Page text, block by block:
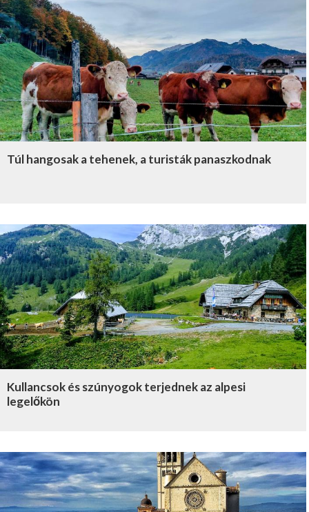
Túl hangosak a tehenek, a turisták panaszkodnak
Kullancsok és szúnyogok terjednek az alpesi
legelőkön